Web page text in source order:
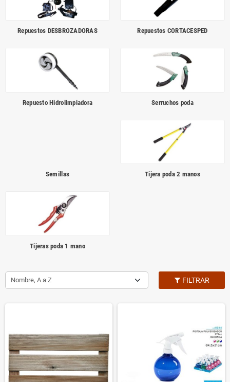
Repuestos DESBROZADORAS Repuestos CORTACESPED
Repuesto Hidrolimpiadora Serruchos poda
Semillas Tijera poda 2 manos
Tijeras poda 1 mano
Nombre, A a Z FILTRAR